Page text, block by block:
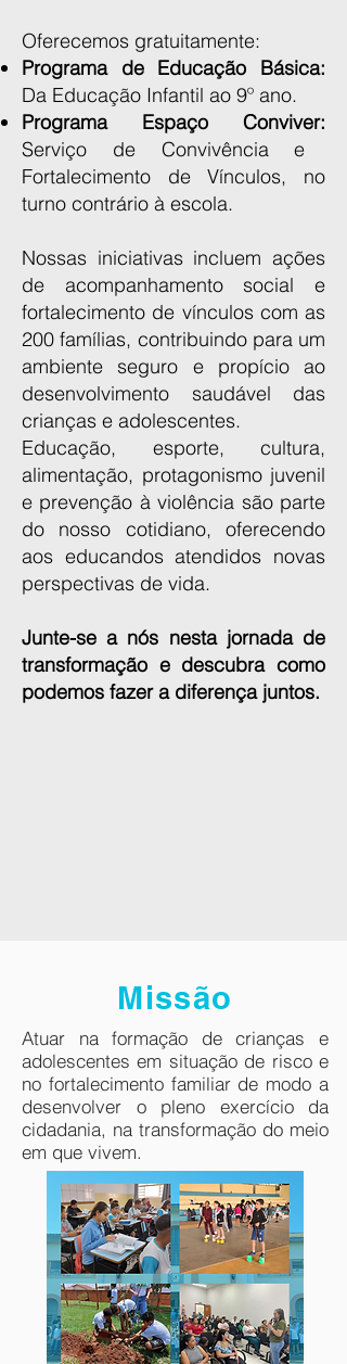
Oferecemos gratuitamente:
Programa de Educação Básica:
Da Educação Infantil ao 9º ano.
Programa Espaço Conviver:
Serviço de Convivência e
Fortalecimento de Vínculos, no
turno contrário à escola.
Nossas iniciativas incluem ações
de acompanhamento social e
fortalecimento de vínculos com as
200 famílias, contribuindo para um
ambiente seguro e propício ao
desenvolvimento saudável das
crianças e adolescentes.
Educação, esporte, cultura,
alimentação, protagonismo juvenil
e prevenção à violência são parte
do nosso cotidiano, oferecendo
aos educandos atendidos novas
perspectivas de vida.
Junte-se a nós nesta jornada de
transformação e descubra como
podemos fazer a diferença juntos.
Missão
Atuar na formação de crianças e
adolescentes em situação de risco e
no fortalecimento familiar de modo a
desenvolver o pleno exercício da
cidadania, na transformação do meio
em que vivem.